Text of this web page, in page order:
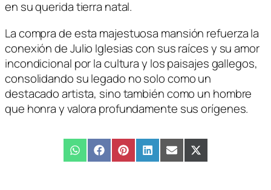
en su querida tierra natal.
La compra de esta majestuosa mansión refuerza la
conexión de Julio Iglesias con sus raíces y su amor
incondicional por la cultura y los paisajes gallegos,
consolidando su legado no solo como un
destacado artista, sino también como un hombre
que honra y valora profundamente sus orígenes.
Compartir
en
WhatsAppCompartir
en
FacebookCompartir
en
PinterestCompartir
en
LinkedInCompartir
en
EmailCompartir
en
X
(Twitter)